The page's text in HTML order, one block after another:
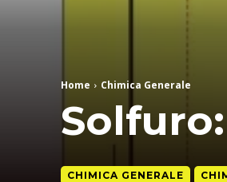
Home Chimica Generale
CHIMICA GENERALE